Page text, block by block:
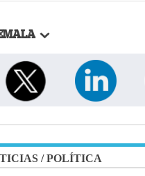
/POLÍTICA